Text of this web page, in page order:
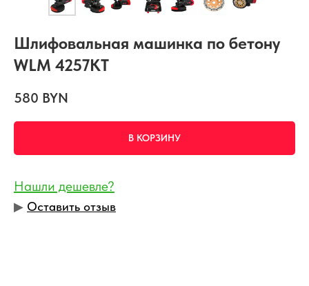
Шлифовальная машинка по бетону
WLM 4257KT
580 BYN
В КОРЗИНУ
Нашли дешевле?
▶︎ Оставить отзыв